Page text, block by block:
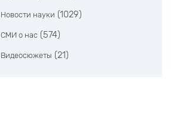
Новости науки (1029)
СМИ о нас (574)
Видеосюжеты (21)